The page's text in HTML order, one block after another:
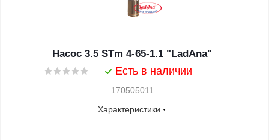
Насос 3.5 STm 4-65-1.1 "LadAna"
Есть в наличии
170505011
Характеристики